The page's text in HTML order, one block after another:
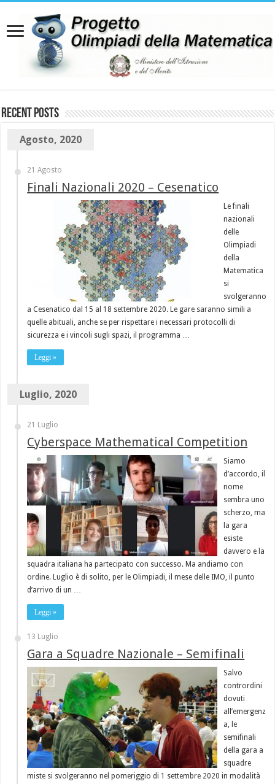
Recent Posts
Agosto, 2020
21 Agosto
Finali Nazionali 2020 – Cesenatico
Le finali
nazionali
delle
Olimpiadi
della
Matematica
si
svolgeranno
a Cesenatico dal 15 al 18 settembre 2020. Le gare saranno simili a
quelle abituali, anche se per rispettare i necessari protocolli di
sicurezza e i vincoli sugli spazi, il programma …
Leggi »
Luglio, 2020
21 Luglio
Cyberspace Mathematical Competition
Siamo
d’accordo, il
nome
sembra uno
scherzo, ma
la gara
esiste
davvero e la
squadra italiana ha partecipato con successo. Ma andiamo con
ordine. Luglio è di solito, per le Olimpiadi, il mese delle IMO, il punto
d’arrivo di un …
Leggi »
13 Luglio
Gara a Squadre Nazionale – Semifinali
Salvo
contrordini
dovuti
all’emergenz
a, le
semifinali
della gara a
squadre
miste si svolgeranno nel pomeriggio di 1 settembre 2020 in modalità